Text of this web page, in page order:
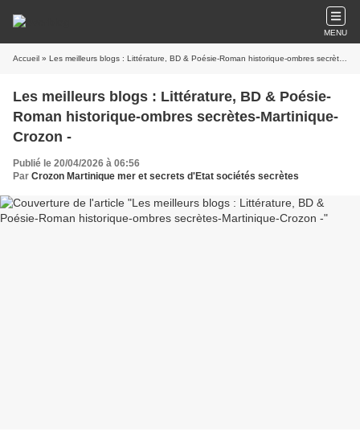
MENU
Accueil » Les meilleurs blogs : Littérature, BD & Poésie-Roman historique-ombres secrètes-Martinique-Crozon -
Les meilleurs blogs : Littérature, BD & Poésie-
Roman historique-ombres secrètes-Martinique-
Crozon -
Publié le 20/04/2026 à 06:56
Par Crozon Martinique mer et secrets d'Etat sociétés secrètes